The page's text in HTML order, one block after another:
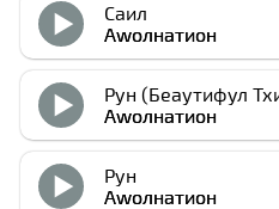
Саил
Аwолнатион
Рун (Беаутифул
Аwолнатион
Рун
Аwолнатион